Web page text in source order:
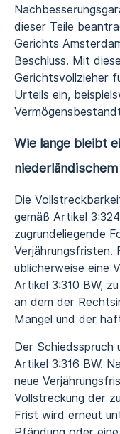
dieser Teile
Gerichts
Beschluss. Mit
Gerichtsvollzieher
Urteils ein,
Wie lange bleibt
Die
gemäß Artikel
zugrundeliegende
Verjährungsfristen.
üblicherweise eine
Artikel 3:310 BW,
an dem der
Mangel und der
Der Schiedsspruch
Artikel 3:316 BW.
neue
Vollstreckung der
Frist wird erneut